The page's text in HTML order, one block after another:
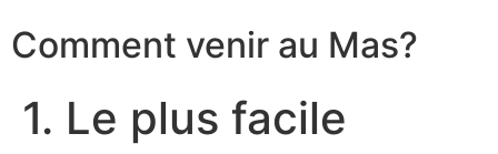
Comment venir au Mas?
1. Le plus facile